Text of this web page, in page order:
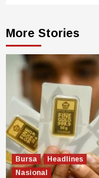
More Stories
Bursa
Headlines
Nasional